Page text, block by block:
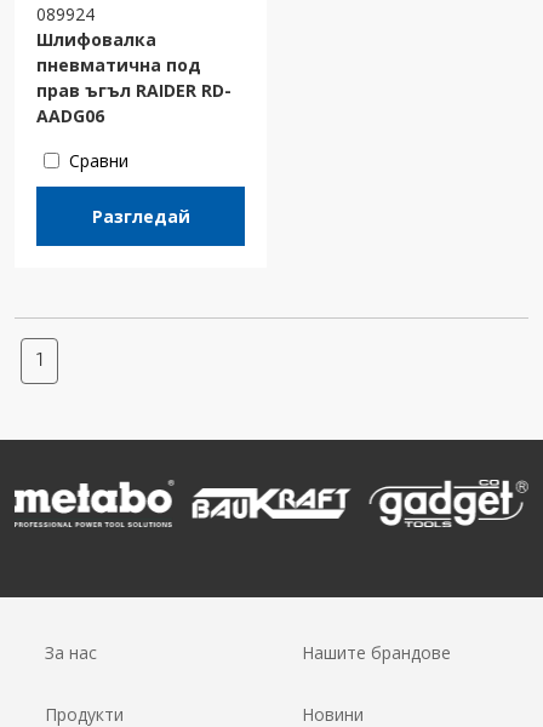
089924
Шлифовалка
пневматична под
прав ъгъл RAIDER RD-
AADG06
Сравни
Разгледай
1
За нас Нашите брандове
Продукти Новини